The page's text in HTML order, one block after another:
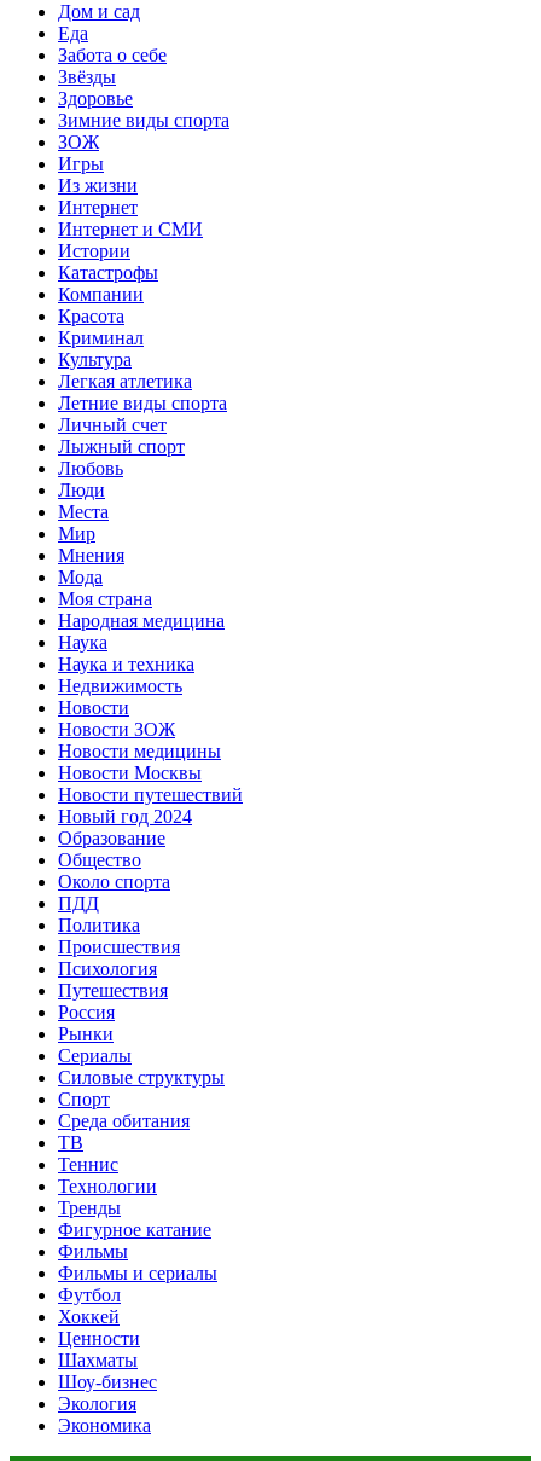
Дом и сад
Еда
Забота о себе
Звёзды
Здоровье
Зимние виды спорта
ЗОЖ
Игры
Из жизни
Интернет
Интернет и СМИ
Истории
Катастрофы
Компании
Красота
Криминал
Культура
Легкая атлетика
Летние виды спорта
Личный счет
Лыжный спорт
Любовь
Люди
Места
Мир
Мнения
Мода
Моя страна
Народная медицина
Наука
Наука и техника
Недвижимость
Новости
Новости ЗОЖ
Новости медицины
Новости Москвы
Новости путешествий
Новый год 2024
Образование
Общество
Около спорта
ПДД
Политика
Происшествия
Психология
Путешествия
Россия
Рынки
Сериалы
Силовые структуры
Спорт
Среда обитания
ТВ
Теннис
Технологии
Тренды
Фигурное катание
Фильмы
Фильмы и сериалы
Футбол
Хоккей
Ценности
Шахматы
Шоу-бизнес
Экология
Экономика